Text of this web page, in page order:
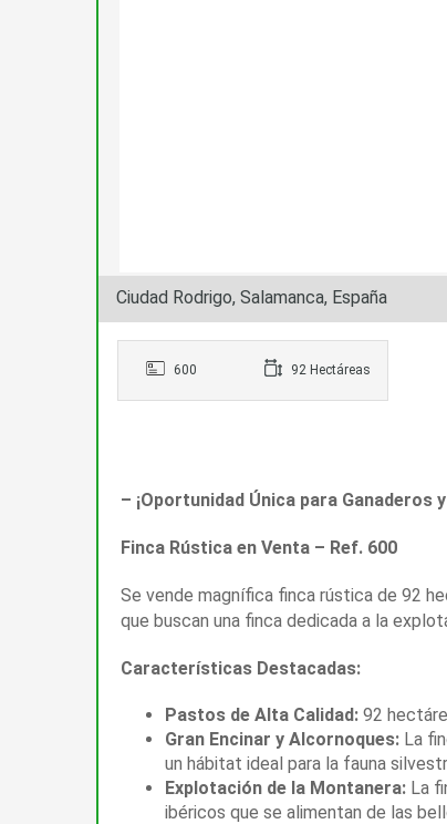
Ciudad Rodrigo, Salamanca, España
600 92 Hectáreas
– ¡Oportunidad Única para Ganaderos
Finca Rústica en Venta – Ref. 600
Se vende magnífica finca rústica de 92
que buscan una finca dedicada a la
Características Destacadas:
Pastos de Alta Calidad: 92
Gran Encinar y Alcornoques: La
un hábitat ideal para la fauna
Explotación de la Montanera: La
ibéricos que se alimentan de las